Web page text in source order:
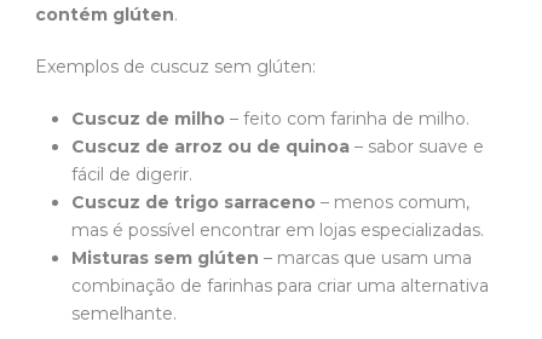
contém glúten.
Exemplos de cuscuz sem glúten:
Cuscuz de milho – feito com farinha de milho.
Cuscuz de arroz ou de quinoa – sabor suave e
fácil de digerir.
Cuscuz de trigo sarraceno – menos comum,
mas é possível encontrar em lojas especializadas.
Misturas sem glúten – marcas que usam uma
combinação de farinhas para criar uma alternativa
semelhante.